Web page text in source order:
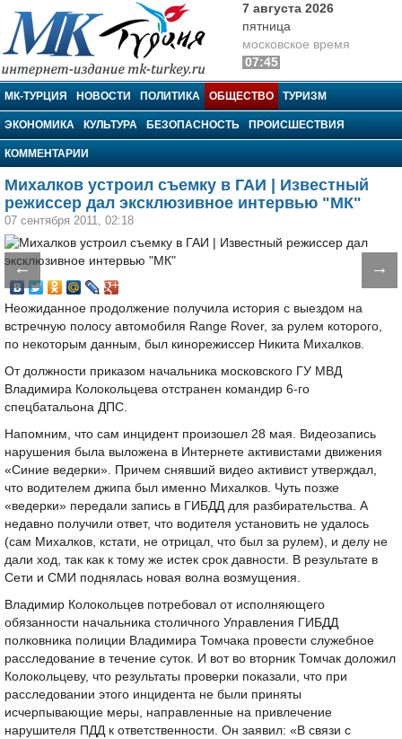
МК-Турция
7 августа 2026
пятница
московское время
07:45
МК-ТУРЦИЯ НОВОСТИ ПОЛИТИКА ОБЩЕСТВО ТУРИЗМ
ЭКОНОМИКА КУЛЬТУРА БЕЗОПАСНОСТЬ ПРОИСШЕСТВИЯ
КОММЕНТАРИИ
Михалков устроил съемку в ГАИ | Известный
режиссер дал эксклюзивное интервью "МК"
07 сентября 2011, 02:18
← →
Неожиданное продолжение получила история с выездом на
встречную полосу автомобиля Range Rover, за рулем которого,
по некоторым данным, был кинорежиссер Никита Михалков.
От должности приказом начальника московского ГУ МВД
Владимира Колокольцева отстранен командир 6-го
спецбатальона ДПС.
Напомним, что сам инцидент произошел 28 мая. Видеозапись
нарушения была выложена в Интернете активистами движения
«Синие ведерки». Причем снявший видео активист утверждал,
что водителем джипа был именно Михалков. Чуть позже
«ведерки» передали запись в ГИБДД для разбирательства. А
недавно получили ответ, что водителя установить не удалось
(сам Михалков, кстати, не отрицал, что был за рулем), и делу не
дали ход, так как к тому же истек срок давности. В результате в
Сети и СМИ поднялась новая волна возмущения.
Владимир Колокольцев потребовал от исполняющего
обязанности начальника столичного Управления ГИБДД
полковника полиции Владимира Томчака провести служебное
расследование в течение суток. И вот во вторник Томчак доложил
Колокольцеву, что результаты проверки показали, что при
расследовании этого инцидента не были приняты
исчерпывающие меры, направленные на привлечение
нарушителя ПДД к ответственности. Он заявил: «В связи с